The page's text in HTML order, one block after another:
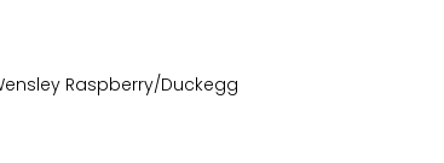
Raspberry/Duckegg